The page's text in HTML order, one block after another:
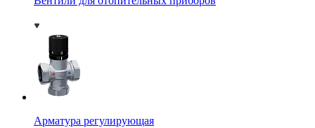
Арматура регулирующая